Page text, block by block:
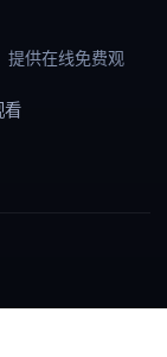
提供在线免费观
看